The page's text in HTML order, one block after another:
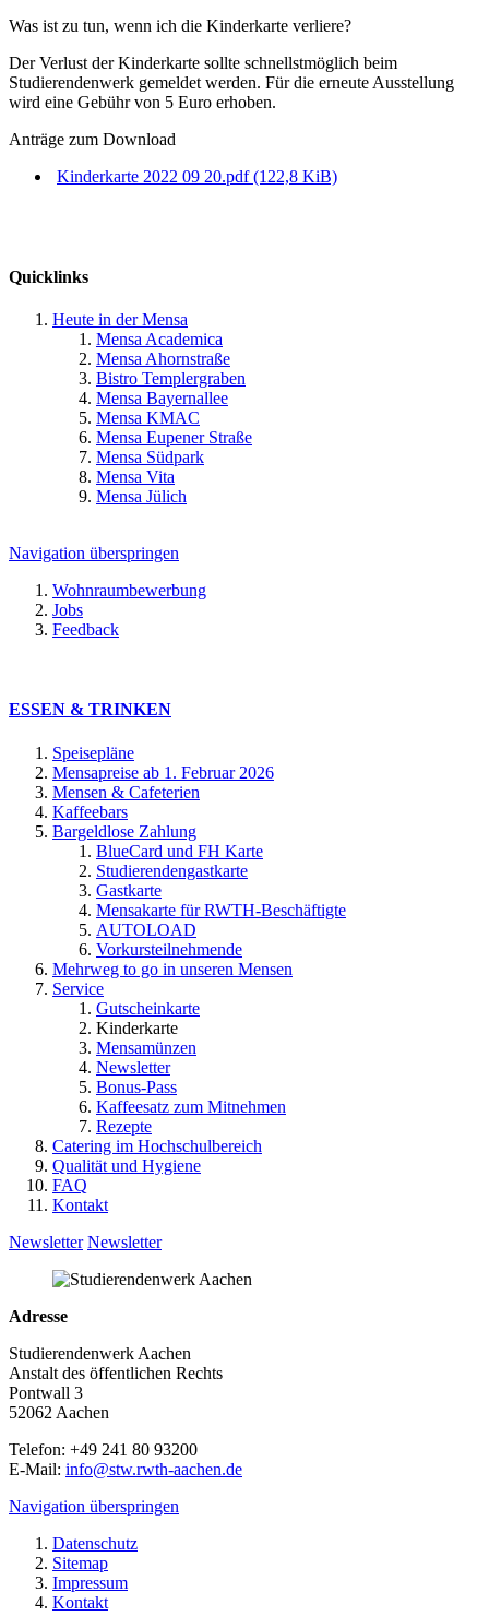
Was ist zu tun, wenn ich die Kinderkarte verliere?
Der Verlust der Kinderkarte sollte schnellstmöglich beim
Studierendenwerk gemeldet werden. Für die erneute Ausstellung
wird eine Gebühr von 5 Euro erhoben.
Anträge zum Download
Kinderkarte 2022 09 20.pdf(122,8 KiB)
Quicklinks
Heute in der Mensa
Mensa Academica
Mensa Ahornstraße
Bistro Templergraben
Mensa Bayernallee
Mensa KMAC
Mensa Eupener Straße
Mensa Südpark
Mensa Vita
Mensa Jülich
Navigation überspringen
Wohnraumbewerbung
Jobs
Feedback
ESSEN & TRINKEN
Speisepläne
Mensapreise ab 1. Februar 2026
Mensen & Cafeterien
Kaffeebars
Bargeldlose Zahlung
BlueCard und FH Karte
Studierendengastkarte
Gastkarte
Mensakarte für RWTH-Beschäftigte
AUTOLOAD
Vorkursteilnehmende
Mehrweg to go in unseren Mensen
Service
Gutscheinkarte
Kinderkarte
Mensamünzen
Newsletter
Bonus-Pass
Kaffeesatz zum Mitnehmen
Rezepte
Catering im Hochschulbereich
Qualität und Hygiene
FAQ
Kontakt
Newsletter Newsletter
Adresse
Studierendenwerk Aachen
Anstalt des öffentlichen Rechts
Pontwall 3
52062 Aachen
Telefon: +49 241 80 93200
E-Mail: info@stw.rwth-aachen.de
Navigation überspringen
Datenschutz
Sitemap
Impressum
Kontakt